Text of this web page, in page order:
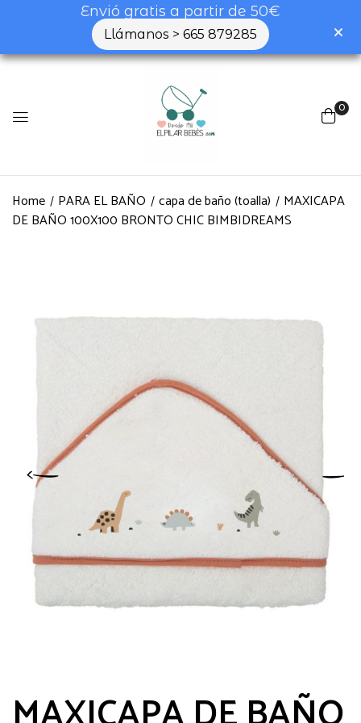
Envió gratis a partir de 50€
Llámanos > 665 879285
0
Home PARA EL BAÑO capa de baño (toalla)
MAXICAPA
DE BAÑO 100X100 BRONTO CHIC BIMBIDREAMS